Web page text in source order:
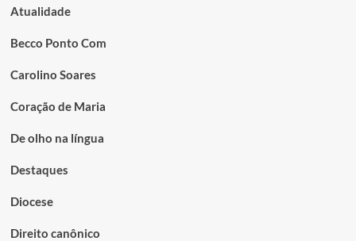
Atualidade
Becco Ponto Com
Carolino Soares
Coração de Maria
De olho na língua
Destaques
Diocese
Direito canônico